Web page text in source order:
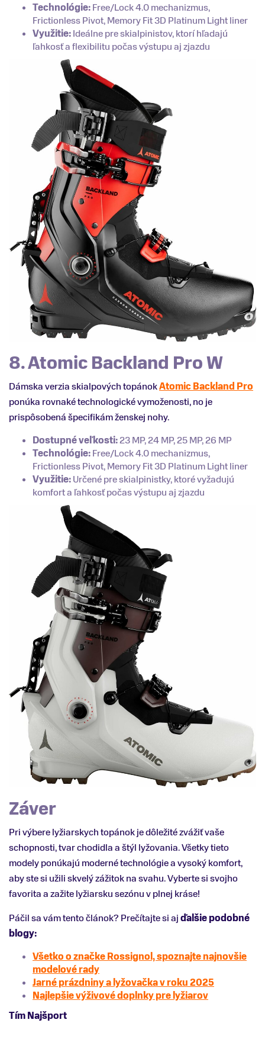
Technológie:Free/Lock 4.0 mechanizmus,
Frictionless Pivot, Memory Fit 3D Platinum Light liner
Využitie:Ideálne pre skialpinistov, ktorí hľadajú
ľahkosť a flexibilitu počas výstupu aj zjazdu
8. Atomic Backland Pro W
Dámska verzia skialpových topánokAtomic Backland Pro
ponúka rovnaké technologické vymoženosti, no je
prispôsobená špecifikám ženskej nohy.
Dostupné veľkosti:23 MP, 24 MP, 25 MP, 26 MP
Technológie:Free/Lock 4.0 mechanizmus,
Frictionless Pivot, Memory Fit 3D Platinum Light liner
Využitie:Určené pre skialpinistky, ktoré vyžadujú
komfort a ľahkosť počas výstupu aj zjazdu
Záver
Pri výbere lyžiarskych topánok je dôležité zvážiť vaše
schopnosti, tvar chodidla a štýl lyžovania. Všetky tieto
modely ponúkajú moderné technológie a vysoký komfort,
aby ste si užili skvelý zážitok na svahu. Vyberte si svojho
favorita a zažite lyžiarsku sezónu v plnej kráse!
Páčil sa vám tento článok? Prečítajte si ajďalšie podobné
blogy:
Všetko o značke Rossignol, spoznajte najnovšie
modelové rady
Jarné prázdniny a lyžovačka v roku 2025
Najlepšie výživové doplnky pre lyžiarov
Tím Najšport